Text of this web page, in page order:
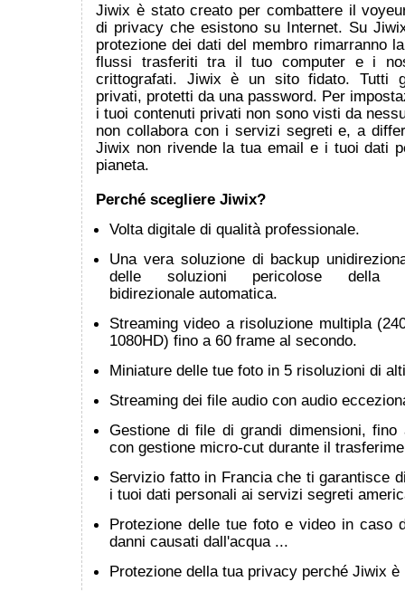
Jiwix è stato creato per combattere il
di privacy che esistono su Internet. Su
protezione dei dati del membro rimarranno
flussi trasferiti tra il tuo computer e i
crittografati. Jiwix è un sito fidato. Tutti
privati, protetti da una password. Per
i tuoi contenuti privati non sono visti da
non collabora con i servizi segreti e, a
Jiwix non rivende la tua email e i tuoi dati
pianeta.
Perché scegliere Jiwix?
Volta digitale di qualità professionale.
Una vera soluzione di backup
delle soluzioni pericolose della
bidirezionale automatica.
Streaming video a risoluzione multipla
1080HD) fino a 60 frame al secondo.
Miniature delle tue foto in 5 risoluzioni di
Streaming dei file audio con audio
Gestione di file di grandi dimensioni,
con gestione micro-cut durante il
Servizio fatto in Francia che ti garantisce
i tuoi dati personali ai servizi segreti
Protezione delle tue foto e video in caso
danni causati dall'acqua ...
Protezione della tua privacy perché Jiwix